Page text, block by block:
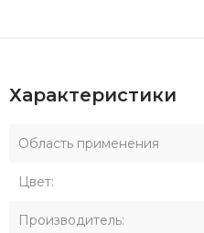
Характеристики
Область применения
Цвет:
Производитель: